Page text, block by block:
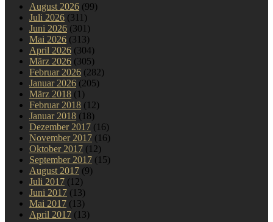
August 2026 (99)
Juli 2026 (311)
Juni 2026 (301)
Mai 2026 (313)
April 2026 (304)
März 2026 (305)
Februar 2026 (282)
Januar 2026 (205)
März 2018 (1)
Februar 2018 (12)
Januar 2018 (18)
Dezember 2017 (16)
November 2017 (16)
Oktober 2017 (12)
September 2017 (15)
August 2017 (9)
Juli 2017 (12)
Juni 2017 (13)
Mai 2017 (13)
April 2017 (13)